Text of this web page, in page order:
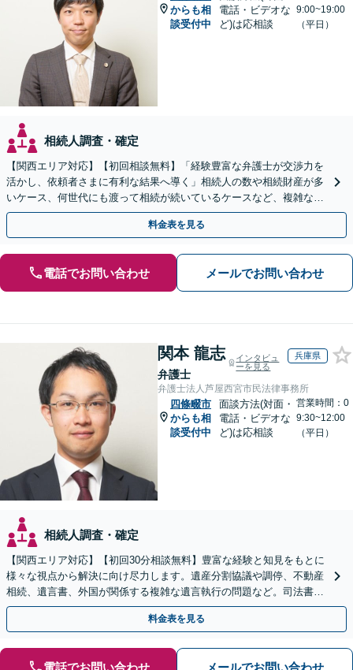
からも相
談受付中
電話・ビデオな
ど)は応相談
9:00~19:00
（平日）
相続人調査・確定
【関西エリア対応】【初回相談無料】「経験豊富な弁護士が交渉力を
活かし、依頼者さまに有利な結果へ導く」相続人の数や相続財産が多
いケース、何世代にも渡って相続が続いているケースなど、複雑な事
案でも対応！協議、調停、審判どのフェーズからも相談可
料金表を見る
電話でお問い合わせ メールでお問い合わせ
関本 龍志
弁護士
インタビュ
ーを見る
兵庫県
弁護士法人芦屋西宮市民法律事務所
四條畷市
からも相
談受付中
面談方法(対面・
電話・ビデオな
ど)は応相談
営業時間：0
9:30~12:00
（平日）
相続人調査・確定
【関西エリア対応】【初回30分相談無料】豊富な経験と知見をもとに
様々な視点から解決に向け尽力します。遺産分割協議や調停、不動産
相続、遺言書、外国が関係する複雑な遺言執行の問題など。司法書士
や税理士とも連携し、円滑な解決を【オンライン面談可】
料金表を見る
電話でお問い合わせ メールでお問い合わせ